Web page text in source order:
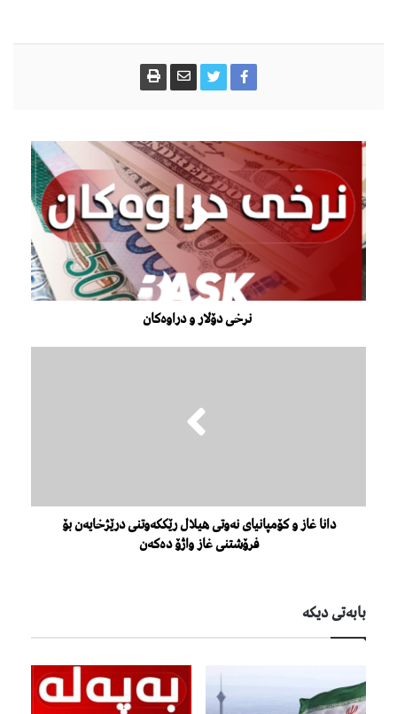
نرخی دۆلار و دراوەکان
دانا غاز و کۆمپانیای نەوتی هیلال رێککەوتنی درێژخایەن بۆ
فرۆشتنی غاز واژۆ دەکەن
بابەتی دیكە